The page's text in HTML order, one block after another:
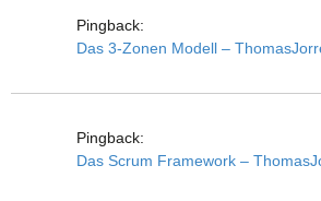
Pingback:
Das 3-Zonen Modell –
Pingback:
Das Scrum Framework –